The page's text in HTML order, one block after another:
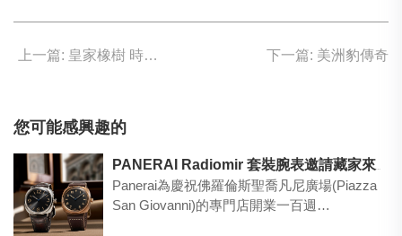
上一篇: 皇家橡樹 時勢造英才 下一篇: 美洲豹傳奇
您可能感興趣的
Panerai為慶祝佛羅倫斯聖喬凡尼廣場(Piazza
San Giovanni)的專門店開業一百週…